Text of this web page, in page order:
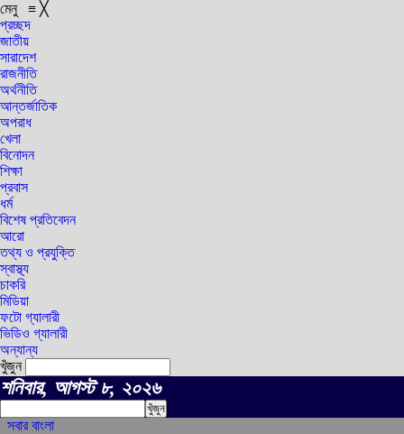
মেনু ≡ ╳
প্রচ্ছদ
জাতীয়
সারাদেশ
রাজনীতি
অর্থনীতি
আন্তর্জাতিক
অপরাধ
খেলা
বিনোদন
শিক্ষা
প্রবাস
ধর্ম
বিশেষ প্রতিবেদন
আরো
তথ্য ও প্রযুক্তি
স্বাস্থ্য
চাকরি
মিডিয়া
ফটো গ্যালারী
ভিডিও গ্যালারী
অন্যান্য
খুঁজুন
শনিবার, আগস্ট ৮, ২০২৬
সবার বাংলা